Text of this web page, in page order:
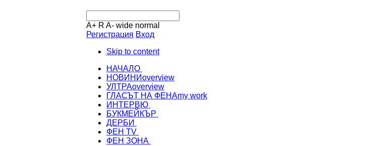
A+ R A- wide normal
Регистрация Вход
Skip to content
НАЧАЛО
НОВИНИoverview
УЛТРАoverview
ГЛАСЪТ НА ФЕНАmy work
ИНТЕРВЮ
БУКМЕЙКЪР
ДЕРБИ
ФЕН TV
ФЕН ЗОНА